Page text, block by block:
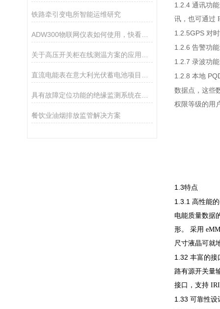
铁路牵引变电所智能运维研究
ADW300物联网仪表如何使用，快看过来
餐饮业油烟排放监管解决方案
1.2.4 通讯功
讯，也可通过
1.2.5GPS 对
1.2.6 告警功
1.2.7 录波功
1.2.8 本地
数据点，这些
权限等级的用
1.3特点
1.3.1 高性能
电能质量数据
形。 采用
尺寸液晶可就
1.32 丰富的
路有源开关量
接口，支持
1.33 可靠性